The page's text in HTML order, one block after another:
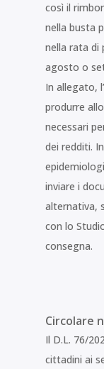
così il
nella busta
nella rata di
agosto o
In allegato,
produrre
necessari
dei redditi.
inviare i
alternativa,
con lo
consegna.
Circolare
Il D.L. 76/
cittadini ai